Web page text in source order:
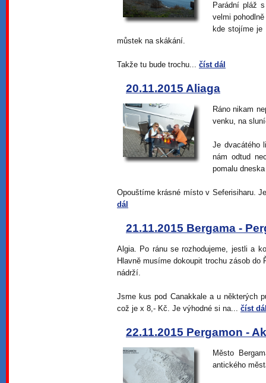
Parádní pláž
velmi
kde stojíme je
můstek na skákání.
Takže tu bude trochu... číst dál
20.11.2015 Aliaga
Ráno nikam
venku, na
Je dvacátého
nám odtud
pomalu
Opouštíme krásné místo v Seferisiharu.
dál
21.11.2015 Bergama -
Algia. Po ránu se rozhodujeme, jestli a
Hlavně musíme dokoupit trochu zásob do
nádrží.
Jsme kus pod Canakkale a u některých
což je x 8,- Kč. Je výhodné si na... číst
22.11.2015 Pergamon -
Město
antického